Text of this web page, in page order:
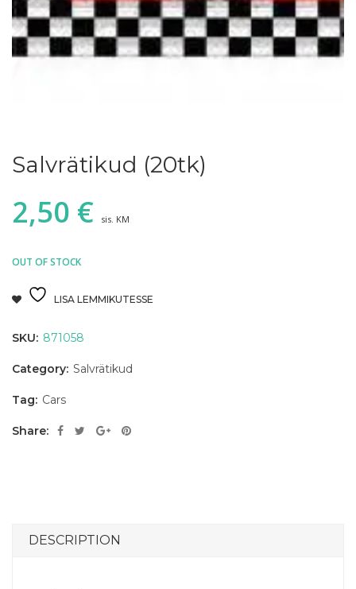
Salvrätikud (20tk)
2,50 € sis. KM
OUT OF STOCK
LISA LEMMIKUTESSE
SKU: 871058
Category: Salvrätikud
Tag: Cars
Share:
DESCRIPTION